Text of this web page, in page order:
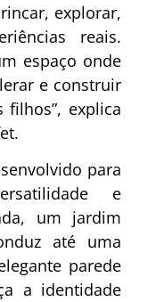
explorar,
reais.
espaço onde
e construir
explica
para
e
um jardim
até uma
parede
a identidade